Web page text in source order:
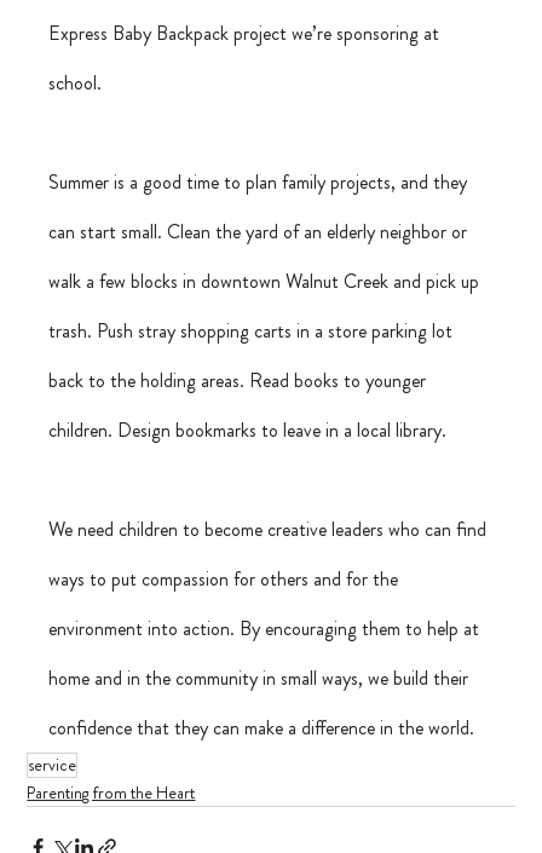
Express Baby Backpack project we’re sponsoring at
school.
Summer is a good time to plan family projects, and they
can start small. Clean the yard of an elderly neighbor or
walk a few blocks in downtown Walnut Creek and pick up
trash. Push stray shopping carts in a store parking lot
back to the holding areas. Read books to younger
children. Design bookmarks to leave in a local library.
We need children to become creative leaders who can find
ways to put compassion for others and for the
environment into action. By encouraging them to help at
home and in the community in small ways, we build their
confidence that they can make a difference in the world.
service
Parenting from the Heart